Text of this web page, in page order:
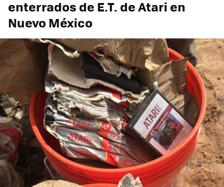
enterrados de E.T. de Atari en
Nuevo México